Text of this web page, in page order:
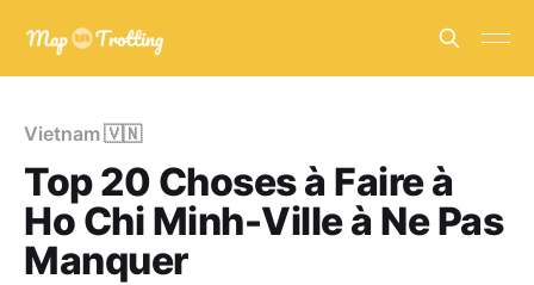
Vietnam 🇻🇳
Top 20 Choses à Faire à
Ho Chi Minh-Ville à Ne Pas
Manquer